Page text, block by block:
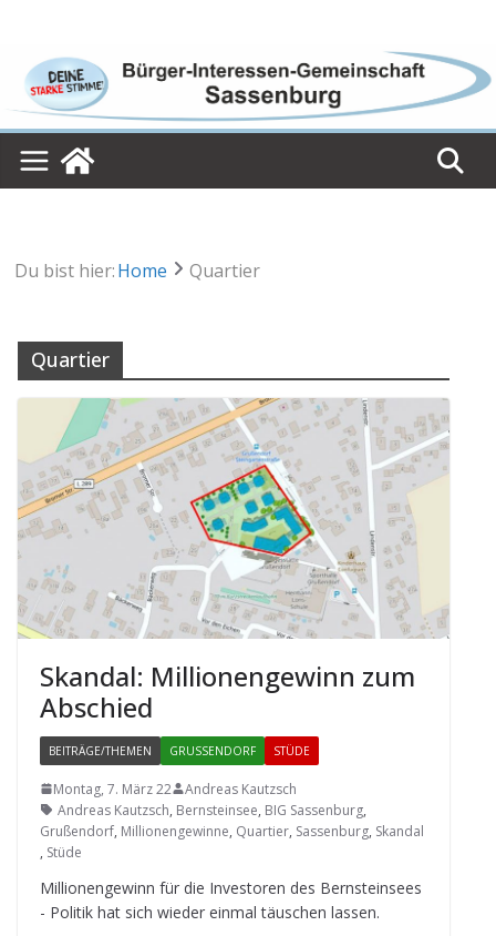
content
Du bist hier:Home Quartier
Quartier
Skan­dal: Mil­lio­nen­ge­winn zum
Abschied
BEITRÄGE/THEMEN GRUSSENDORF STÜDE
Montag, 7. März 22
Andreas Kautzsch
Andreas Kautzsch, Bernsteinsee, BIG Sassenburg,
Grußendorf, Millionengewinne, Quartier, Sassenburg, Skandal
, Stüde
Mil­lio­nen­ge­winn für die Inves­to­ren des Bern­stein­sees
- Poli­tik hat sich wie­der ein­mal täu­schen lassen.